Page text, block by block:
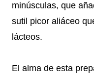
minúsculas, que
sutil picor aliáceo
lácteos.
El alma de esta